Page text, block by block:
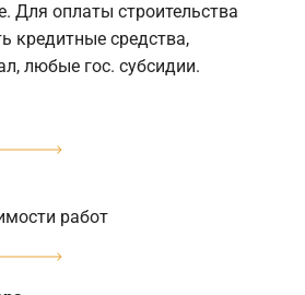
Для оплаты строительства
кредитные средства,
любые гос. субсидии.
работ